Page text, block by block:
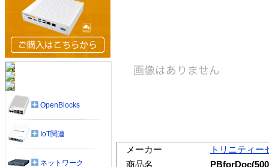
メーカー
トリニティー
商品名
OpenBlocks
IoT関連
ネットワーク